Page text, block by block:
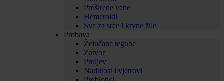
Proširene vene
Hemeroidi
Sve za srce i krvne žile
Probava
Želučane tegobe
Zatvor
Proljev
Nadutost i vjetrovi
Probiotici